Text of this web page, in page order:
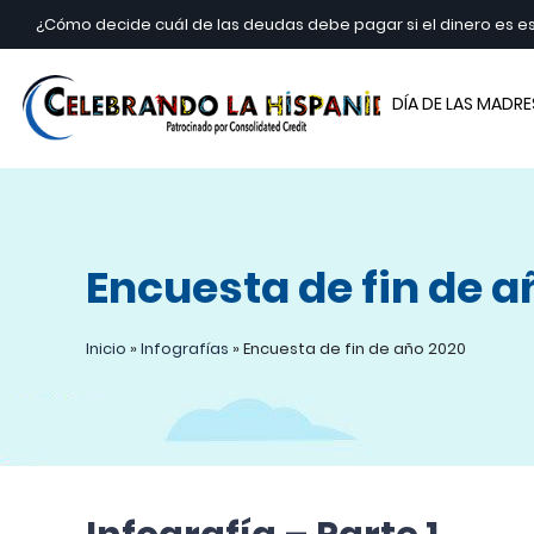
¿Cómo decide cuál de las deudas debe pagar si el dinero es
DÍA DE LAS
Encuesta de fin de
Inicio » Infografías » Encuesta de fin de año 2020